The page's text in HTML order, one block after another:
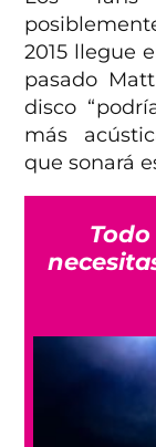
2015 llegue
pasado
disco
más
que sonará